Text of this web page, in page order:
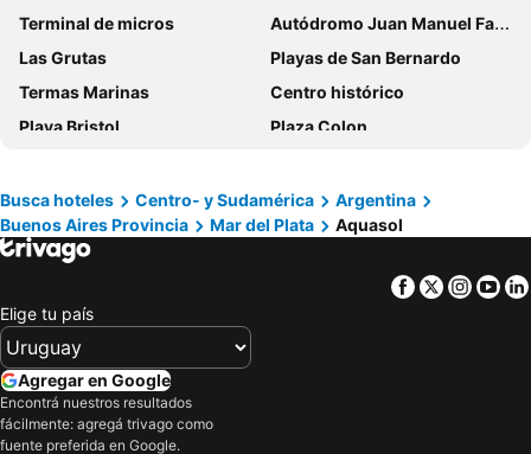
Terminal de micros
Autódromo Juan Manuel Fangio
Las Grutas
Playas de San Bernardo
Termas Marinas
Centro histórico
Playa Bristol
Plaza Colon
Circuito vehicular Güemes - Alem
Circuito peatonal Torreón - Güemes
Constirución - Camet
La Perla - Constitución
El Paraiso Zoo
Casino Central de Mar del Plata
Torreon del Monje
Capilla Stella Maris
Pinar del Norte
Busca hoteles Centro- y Sudamérica
Argentina
Buenos Aires Provincia
Mar del Plata Aquasol
Facebook
Twitter
Elige tu país
Agregar en Google
Encontrá nuestros resultados
fácilmente: agregá trivago como
fuente preferida en Google.